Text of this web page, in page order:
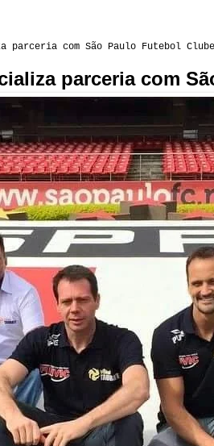
parceria com São Paulo Futebol Clube
parceria com